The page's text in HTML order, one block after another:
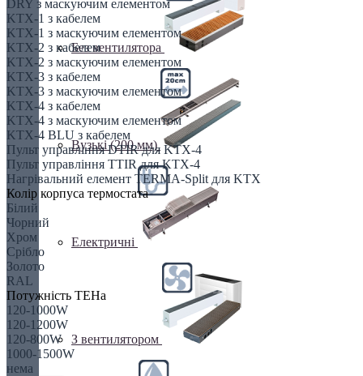
Без вентилятора
Вузькі (200 мм)
Електричні
З вентилятором
DRY з маскуючим елементом
KTX-1 з кабелем
KTX-1 з маскуючим елементом
KTX-2 з кабелем
KTX-2 з маскуючим елементом
KTX-3 з кабелем
KTX-3 з маскуючим елементом
KTX-4 з кабелем
KTX-4 з маскуючим елементом
KTX-4 BLU з кабелем
Пульт управління DTIR для KTX-4
Пульт управління TTIR для KTX-4
Нагрівальний елемент TERMA-Split для KTX
Колір корпуса термостата
Білий
Чорний
Хром
Срібло
Золото
RAL
Потужність ТЕНа
120-1000W
120-1200W
120-800W
1000-1500W
нема